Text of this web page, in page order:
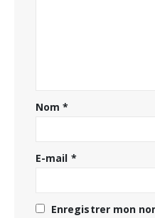
Nom*
E-mail *
Enregistrer mon